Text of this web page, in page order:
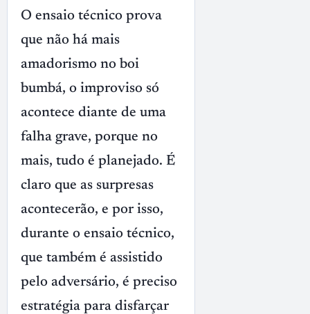
O ensaio técnico prova
que não há mais
amadorismo no boi
bumbá, o improviso só
acontece diante de uma
falha grave, porque no
mais, tudo é planejado. É
claro que as surpresas
acontecerão, e por isso,
durante o ensaio técnico,
que também é assistido
pelo adversário, é preciso
estratégia para disfarçar